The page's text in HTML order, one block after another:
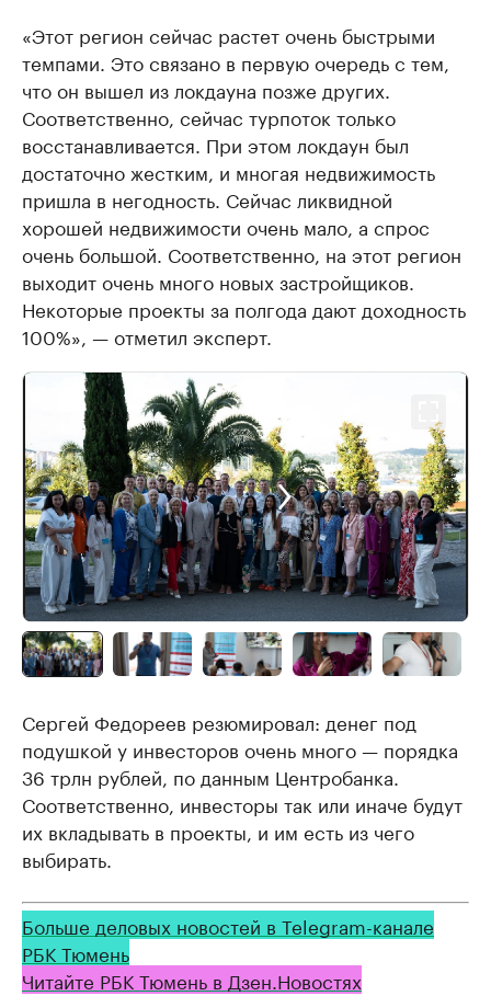
«Этот регион сейчас растет очень быстрыми
темпами. Это связано в первую очередь с тем,
что он вышел из локдауна позже других.
Соответственно, сейчас турпоток только
восстанавливается. При этом локдаун был
достаточно жестким, и многая недвижимость
пришла в негодность. Сейчас ликвидной
хорошей недвижимости очень мало, а спрос
очень большой. Соответственно, на этот регион
выходит очень много новых застройщиков.
Некоторые проекты за полгода дают доходность
100%», — отметил эксперт.
Сергей Федореев резюмировал: денег под
подушкой у инвесторов очень много — порядка
36 трлн рублей, по данным Центробанка.
Соответственно, инвесторы так или иначе будут
их вкладывать в проекты, и им есть из чего
выбирать.
Больше деловых новостей в Telegram-канале
РБК Тюмень
Читайте РБК Тюмень в Дзен.Новостях